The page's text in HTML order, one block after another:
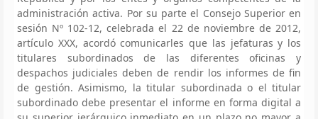
administración activa. Por su parte el Consejo Superior en
sesión Nº 102-12, celebrada el 22 de noviembre de 2012,
artículo XXX, acordó comunicarles que las jefaturas y los
titulares subordinados de las diferentes oficinas y
despachos judiciales deben de rendir los informes de fin
de gestión. Asimismo, la titular subordinada o el titular
subordinado debe presentar el informe en forma digital a